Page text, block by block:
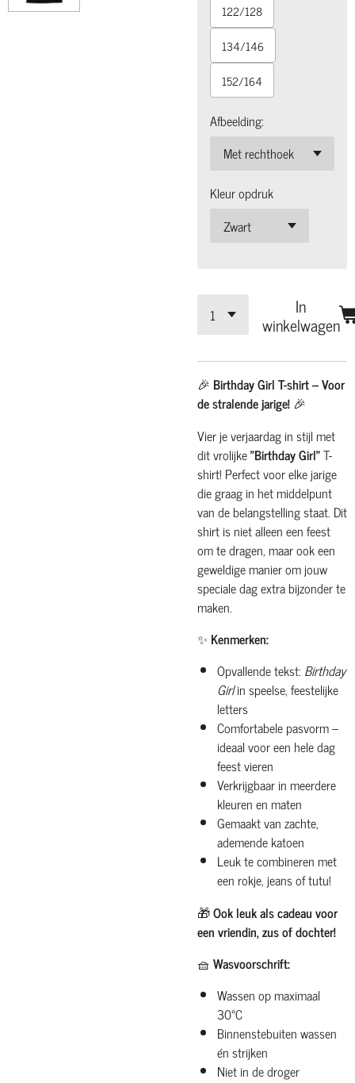
122/128
134/146
152/164
Afbeelding:
Kleur opdruk
In
winkelwagen
🎉 Birthday Girl T-shirt – Voor
de stralende jarige! 🎉
Vier je verjaardag in stijl met
dit vrolijke"Birthday Girl"T-
shirt! Perfect voor elke jarige
die graag in het middelpunt
van de belangstelling staat. Dit
shirt is niet alleen een feest
om te dragen, maar ook een
geweldige manier om jouw
speciale dag extra bijzonder te
maken.
✨ Kenmerken:
Opvallende tekst: Birthday
Girlin speelse, feestelijke
letters
Comfortabele pasvorm –
ideaal voor een hele dag
feest vieren
Verkrijgbaar in meerdere
kleuren en maten
Gemaakt van zachte,
ademende katoen
Leuk te combineren met
een rokje, jeans of tutu!
🎁Ook leuk als cadeau voor
een vriendin, zus of dochter!
🧺Wasvoorschrift:
Wassen op maximaal
30°C
Binnenstebuiten wassen
én strijken
Niet in de droger